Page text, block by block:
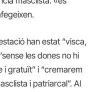
han estat “visca,
les dones no hi
i gratuït” i “cremarem
i patriarcal”. Al